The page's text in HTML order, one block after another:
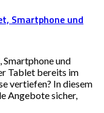
Smartphone und
und
Tablet bereits im
vertiefen? In diesem
Angebote sicher,